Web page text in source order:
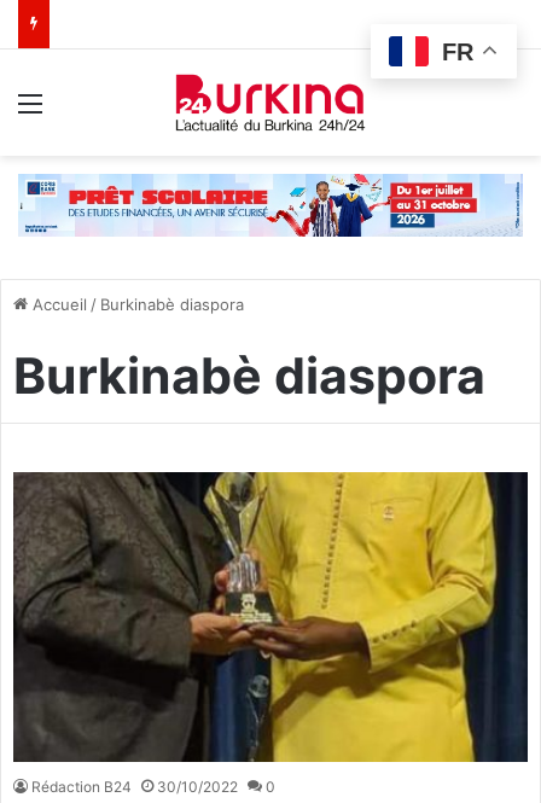
Accueil / Burkinabè diaspora
Burkinabè diaspora
Rédaction B24 30/10/2022 0
FR